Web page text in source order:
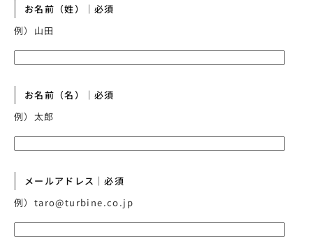
お名前（姓）｜必須
例）山田
お名前（名）｜必須
例）太郎
メールアドレス｜必須
例）taro@turbine.co.jp